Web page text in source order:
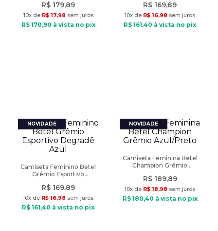
R$ 179,89
10x de R$ 17,98 sem juros
R$ 170,90 à vista no pix
R$ 169,89
10x de R$ 16,98 sem juros
R$ 161,40 à vista no pix
Camiseta Feminino Betel
Grêmio Esportivo
R$ 169,89
10x de R$ 16,98 sem juros
R$ 161,40 à vista no pix
Camiseta Feminina Betel
Champion Grêmio
R$ 189,89
10x de R$ 18,98 sem juros
R$ 180,40 à vista no pix